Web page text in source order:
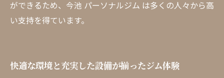
ができるため、今池 パーソナルジム は多くの人々から高
い支持を得ています。
快適な環境と充実した設備が揃ったジム体験